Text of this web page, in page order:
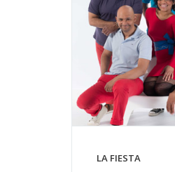
LA FIESTA